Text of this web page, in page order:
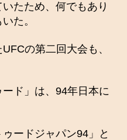
たため、何でもあり
た。
の第二回大会も、
ド」は、94年日本に
ードジャパン94」と